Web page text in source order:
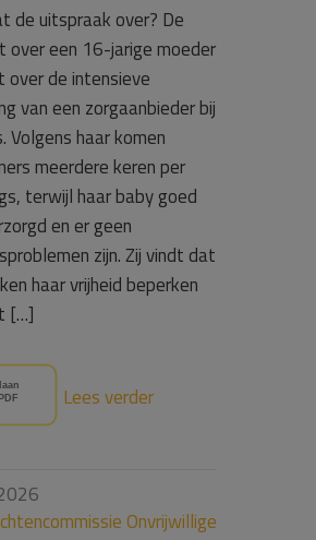
de uitspraak over? De
over een 16-jarige moeder
over de intensieve
van een zorgaanbieder bij
Volgens haar komen
meerdere keren per
terwijl haar baby goed
en er geen
zijn. Zij vindt dat
haar vrijheid beperken
[…]
Lees verder
Onvrijwillige